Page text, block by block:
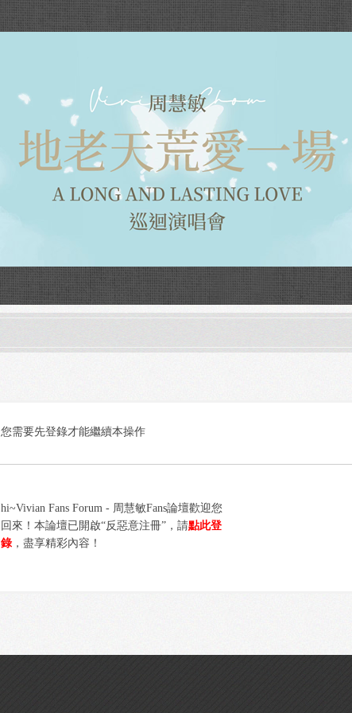
您需要先登錄才能繼續本操作
hi~Vivian Fans Forum - 周慧敏Fans論壇歡迎您
回來！本論壇已開啟“反惡意注冊”，請點此登
錄，盡享精彩內容！